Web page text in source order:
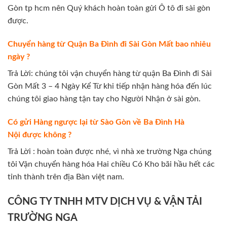
Gòn tp hcm nên Quý khách hoàn toàn gửi Ô tô đi sài gòn
được.
Chuyển hàng từ Quận Ba Đình đi Sài Gòn Mất bao nhiêu
ngày ?
Trả Lời: chúng tôi vận chuyển hàng từ quận Ba Đình đi Sài
Gòn Mất 3 – 4 Ngày Kể Từ khi tiếp nhận hàng hóa đến lúc
chúng tôi giao hàng tận tay cho Người Nhận ở sài gòn.
Có gửi Hàng ngược lại từ Sào Gòn về Ba Đình Hà
Nội được không ?
Trả Lời : hoàn toàn được nhé, vì nhà xe trường Nga chúng
tôi Vận chuyển hàng hóa Hai chiều Có Kho bãi hầu hết các
tỉnh thành trên địa Bàn việt nam.
CÔNG TY TNHH MTV DỊCH VỤ & VẬN TẢI
TRƯỜNG NGA